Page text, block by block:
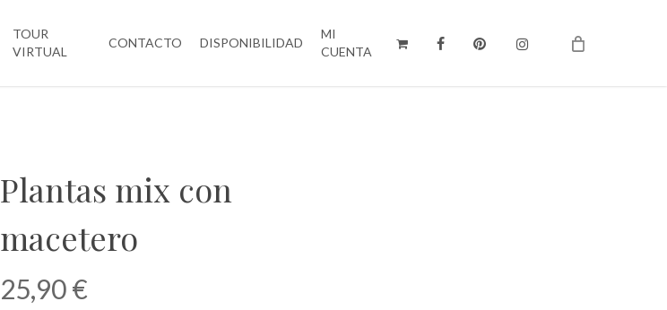
TOUR
VIRTUAL
CONTACTO DISPONIBILIDAD
MI
CUENTA
Plantas mix con
macetero
25,90€